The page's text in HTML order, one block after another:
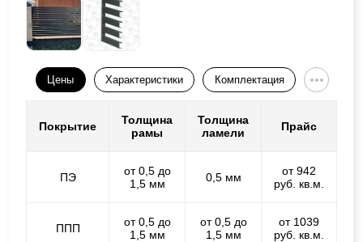
Цены Характеристики Комплектация
Покрытие
Толщина
рамы
Толщина
ламели
Прайс
ПЭ
от 0,5 до
1,5 мм
0,5 мм
от 942
руб. кв.м.
ППП
от 0,5 до
1,5 мм
от 0,5 до
1,5 мм
от 1039
руб. кв.м.